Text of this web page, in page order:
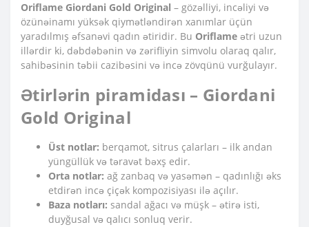
Oriflame Giordani Gold Original – gözəlliyi, incəliyi və
özünəinamı yüksək qiymətləndirən xanımlar üçün
yaradılmış əfsanəvi qadın ətiridir. Bu Oriflame ətri uzun
illərdir ki, dəbdəbənin və zərifliyin simvolu olaraq qalır,
sahibəsinin təbii cazibəsini və incə zövqünü vurğulayır.
Ətirlərin piramidası – Giordani
Gold Original
Üst notlar: berqamot, sitrus çalarları – ilk andan
yüngüllük və təravət bəxş edir.
Orta notlar: ağ zanbaq və yasəmən – qadınlığı əks
etdirən incə çiçək kompozisiyası ilə açılır.
Baza notları: sandal ağacı və müşk – ətirə isti,
duyğusal və qalıcı sonluq verir.